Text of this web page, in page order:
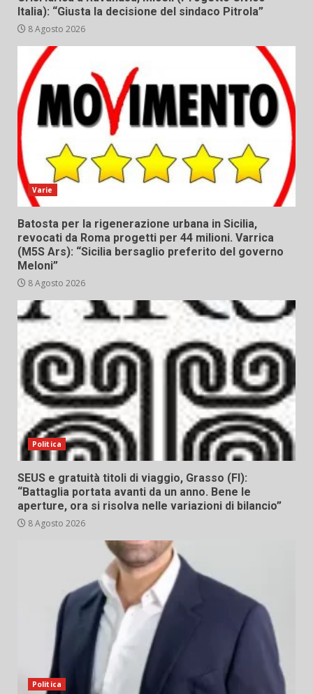
Italia): “Giusta la decisione del sindaco Pitrola”
8 Agosto 2026
Varie
Batosta per la rigenerazione urbana in Sicilia,
revocati da Roma progetti per 44 milioni. Varrica
(M5S Ars): “Sicilia bersaglio preferito del governo
Meloni”
8 Agosto 2026
Politica
SEUS e gratuità titoli di viaggio, Grasso (FI):
“Battaglia portata avanti da un anno. Bene le
aperture, ora si risolva nelle variazioni di bilancio”
8 Agosto 2026
Politica